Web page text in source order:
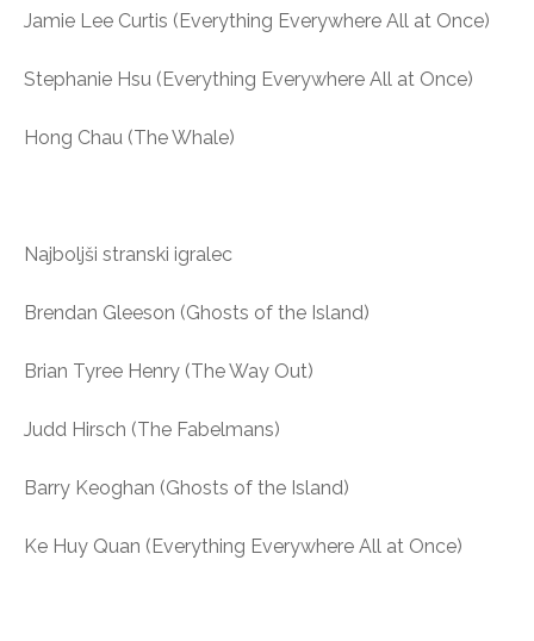
Jamie Lee Curtis (Everything Everywhere All at Once)
Stephanie Hsu (Everything Everywhere All at Once)
Hong Chau (The Whale)
Najboljši stranski igralec
Brendan Gleeson (Ghosts of the Island)
Brian Tyree Henry (The Way Out)
Judd Hirsch (The Fabelmans)
Barry Keoghan (Ghosts of the Island)
Ke Huy Quan (Everything Everywhere All at Once)